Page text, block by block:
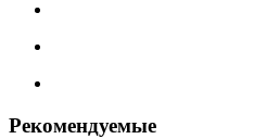
Рекомендуемые